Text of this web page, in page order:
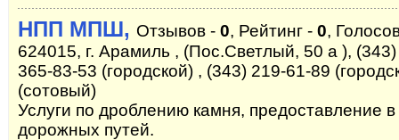
НПП МПШ, Отзывов - 0, Рейтинг - 0,
624015, г. Арамиль , (Пос.Светлый, 50 а ),
365-83-53 (городской) , (343) 219-61-89
(сотовый)
Услуги по дроблению камня, предоставление
дорожных путей.